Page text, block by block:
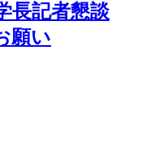
長記者懇談
願い